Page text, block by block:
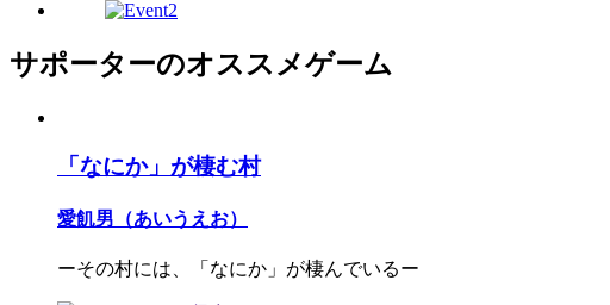
サポーターのオススメゲーム
「なにか」が棲む村
愛飢男（あいうえお）
ーその村には、「なにか」が棲んでいるー